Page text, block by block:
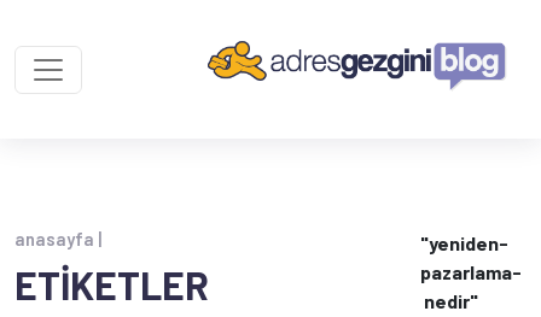
anasayfa |
ETİKETLER
"yeniden-
pazarlama-
nedir"